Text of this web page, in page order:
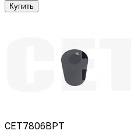
Купить
CET7806BPT